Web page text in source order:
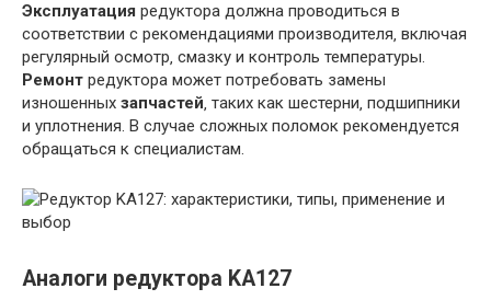
Эксплуатация редуктора должна проводиться в
соответствии с рекомендациями производителя‚ включая
регулярный осмотр‚ смазку и контроль температуры.
Ремонт редуктора может потребовать замены
изношенных запчастей‚ таких как шестерни‚ подшипники
и уплотнения. В случае сложных поломок рекомендуется
обращаться к специалистам.
Аналоги редуктора KA127